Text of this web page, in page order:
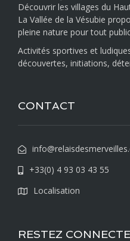
Découvrir les villages du
La Vallée de la Vésubie
pleine nature pour tout
Activités sportives et
découvertes, initiations,
CONTACT
+33(0) 4 93 03 43 55
Localisation
RESTEZ CONNECTE